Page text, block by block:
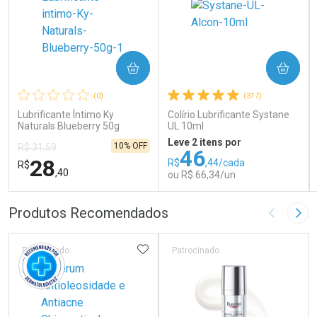
(0)
Lubrificante Íntimo Ky
Naturals Blueberry 50g
R$ 31,59
R$28,40
10% OFF
COMPRAR
FECHAR
FECHAR
Por Menos
(317)
Colírio Lubrificante Systane
UL 10ml
Leve 2 itens por
R$46,44/cada
ou R$ 66,34/un
COMPRAR
Por Menos
Produtos Recomendados Imagem
Patrocinado ADICIONAR AOS FAVORITOS
Patrocinado